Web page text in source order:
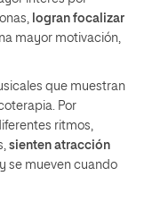
logran focalizar
mayor motivación,
que muestran
Por
ritmos,
sienten atracción
y se mueven cuando